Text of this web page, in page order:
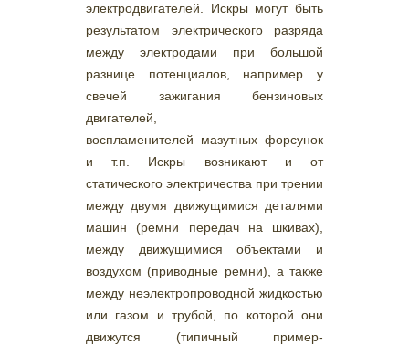
электродвигателей. Искры могут быть
результатом электрического разряда
между электродами при большой
разнице потенциалов, например у
свечей зажигания бензиновых
двигателей,
воспламенителей мазутных форсунок
и т.п. Искры возникают и от
статического электричества при трении
между двумя движущимися деталями
машин (ремни передач на шкивах),
между движущимися объектами и
воздухом (приводные ремни), а также
между неэлектропроводной жидкостью
или газом и трубой, по которой они
движутся (типичный пример-